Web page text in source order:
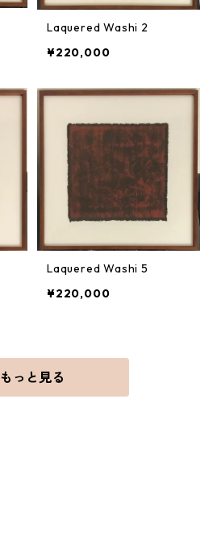
Laquered Washi 2
¥220,000
Laquered Washi 5
¥220,000
もっと見る